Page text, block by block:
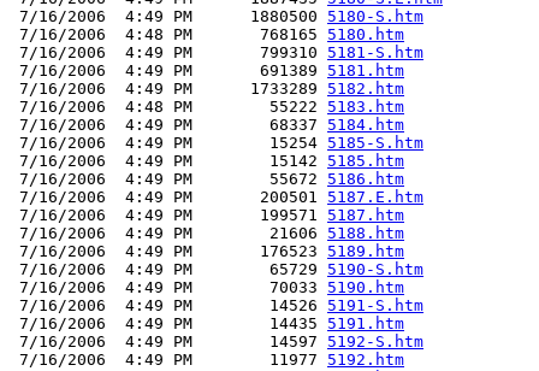
7/16/2006  4:49 PM      1880500 5180-S.htm
7/16/2006  4:48 PM       768165 5180.htm
7/16/2006  4:49 PM       799310 5181-S.htm
7/16/2006  4:49 PM       691389 5181.htm
7/16/2006  4:49 PM      1733289 5182.htm
7/16/2006  4:48 PM        55222 5183.htm
7/16/2006  4:49 PM        68337 5184.htm
7/16/2006  4:49 PM        15254 5185-S.htm
7/16/2006  4:49 PM        15142 5185.htm
7/16/2006  4:49 PM        55672 5186.htm
7/16/2006  4:49 PM       200501 5187.E.htm
7/16/2006  4:49 PM       199571 5187.htm
7/16/2006  4:49 PM        21606 5188.htm
7/16/2006  4:49 PM       176523 5189.htm
7/16/2006  4:49 PM        65729 5190-S.htm
7/16/2006  4:49 PM        70033 5190.htm
7/16/2006  4:49 PM        14526 5191-S.htm
7/16/2006  4:49 PM        14435 5191.htm
7/16/2006  4:49 PM        14597 5192-S.htm
7/16/2006  4:49 PM        11977 5192.htm